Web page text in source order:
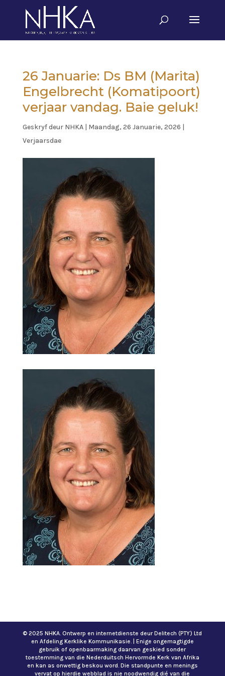
26 Januarie: Ds BM (Marita)
Engelbrecht (Komatipoort)
verjaar vandag. Baie geluk!
Geskryf deur NHKA| Maandag, 26 Januarie, 2026 |
Verjaarsdae
© 2025 NHKA. Ontwerp en internetdienste deur Delitech (PTY) Ltd
en Afdeling Kerklike Kommunikasie. | Enige ongemagtigde
gebruik of openbaarmaking daarvan geskied sonder
toestemming van die Nederduitsch Hervormde Kerk van Afrika
en kan as onwettig beskou word. Die standpunte en menings
vervat op hierdie webblad is nie noodwendig dié van die